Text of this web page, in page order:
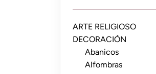
ARTE RELIGIOSO
DECORACIÓN
Abanicos
Alfombras